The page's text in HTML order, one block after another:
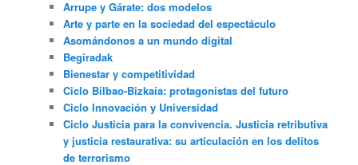
Arrupe y Gárate: dos modelos
Arte y parte en la sociedad del espectáculo
Asomándonos a un mundo digital
Begiradak
Bienestar y competitividad
Ciclo Bilbao-Bizkaia: protagonistas del futuro
Ciclo Innovación y Universidad
Ciclo Justicia para la convivencia. Justicia retributiva
y justicia restaurativa: su articulación en los delitos
de terrorismo